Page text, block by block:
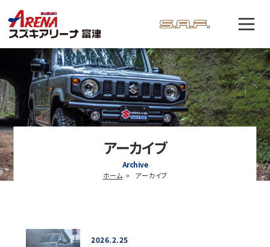
アーカイブ
Archive
ホーム アーカイブ
2026.2.25